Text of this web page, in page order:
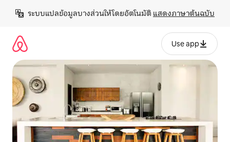
เนื้อหา
ระบบแปลข้อมูลบางส่วนให้โดยอัตโนมัติ แสดงภาษาต้นฉบับ
Use app